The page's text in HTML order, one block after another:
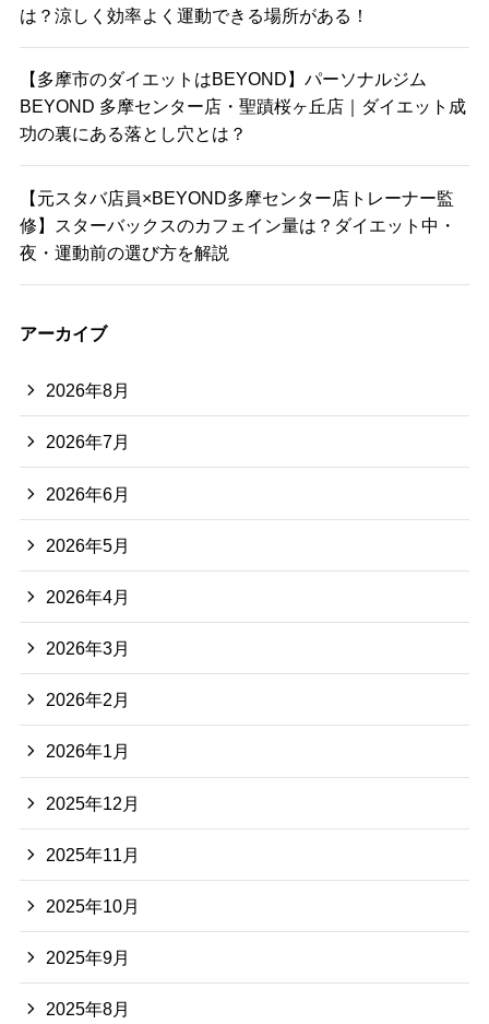
は？涼しく効率よく運動できる場所がある！
【多摩市のダイエットはBEYOND】パーソナルジム
BEYOND 多摩センター店・聖蹟桜ヶ丘店｜ダイエット成
功の裏にある落とし穴とは？
【元スタバ店員×BEYOND多摩センター店トレーナー監
修】スターバックスのカフェイン量は？ダイエット中・
夜・運動前の選び方を解説
アーカイブ
2026年8月
2026年7月
2026年6月
2026年5月
2026年4月
2026年3月
2026年2月
2026年1月
2025年12月
2025年11月
2025年10月
2025年9月
2025年8月